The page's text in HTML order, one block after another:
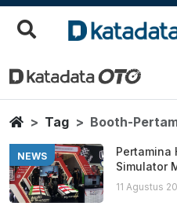
Booth
Berita Terbaru
HomeTag Booth-
NEWS
Pertamina
Simulator
11 Agustus